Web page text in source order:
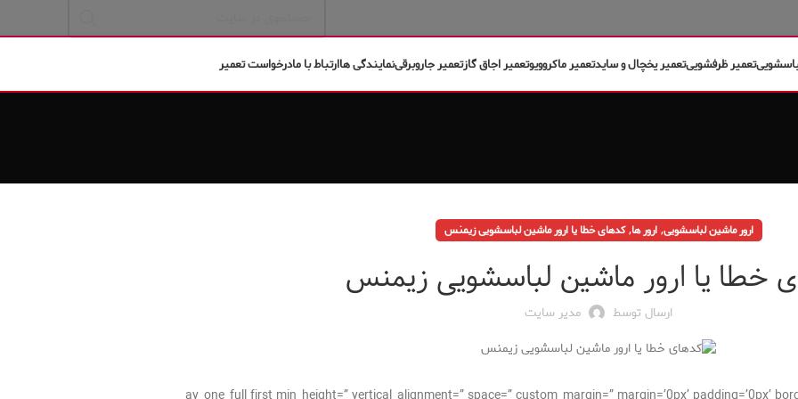
تعمیر ظرفشوییتعمیر یخچال و سایدتعمیر ماکروویوتعمیر اجاق گازتعمیر جاروبرقینمایندگی هاارتباط با مادرخواست تعمیر
ارور ماشین لباسشویی,ارور ها,کدهای خطا یا ارور ماشین لباسشویی زيمنس
خطا یا ارور ماشین لباسشویی زيمنس
ارسال توسط مدیر سایت